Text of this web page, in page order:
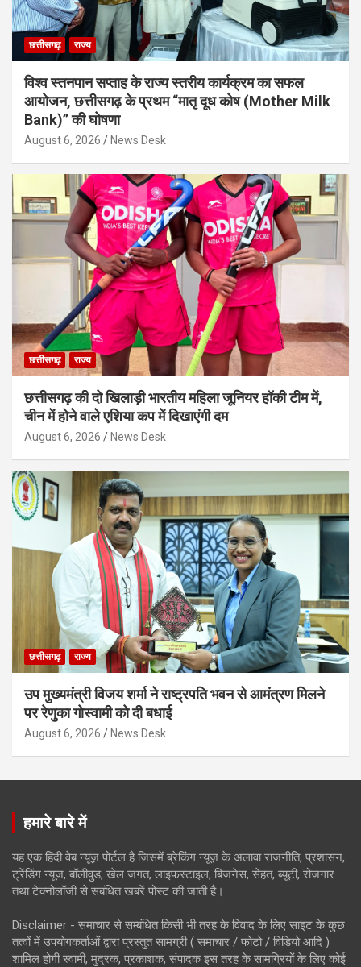
छत्तीसगढ़ राज्य
विश्व स्तनपान सप्ताह के राज्य स्तरीय कार्यक्रम का सफल
आयोजन, छत्तीसगढ़ के प्रथम “मातृ दूध कोष (Mother Milk
Bank)” की घोषणा
August 6, 2026 News Desk
छत्तीसगढ़ राज्य
छत्तीसगढ़ की दो खिलाड़ी भारतीय महिला जूनियर हॉकी टीम में,
चीन में होने वाले एशिया कप में दिखाएंगी दम
August 6, 2026 News Desk
छत्तीसगढ़ राज्य
उप मुख्यमंत्री विजय शर्मा ने राष्ट्रपति भवन से आमंत्रण मिलने
पर रेणुका गोस्वामी को दी बधाई
August 6, 2026 News Desk
हमारे बारे में
यह एक हिंदी वेब न्यूज़ पोर्टल है जिसमें ब्रेकिंग न्यूज़ के अलावा राजनीति, प्रशासन,
ट्रेंडिंग न्यूज, बॉलीवुड, खेल जगत, लाइफस्टाइल, बिजनेस, सेहत, ब्यूटी, रोजगार
तथा टेक्नोलॉजी से संबंधित खबरें पोस्ट की जाती है।
Disclaimer - समाचार से सम्बंधित किसी भी तरह के विवाद के लिए साइट के कुछ
तत्वों में उपयोगकर्ताओं द्वारा प्रस्तुत सामग्री ( समाचार / फोटो / विडियो आदि )
शामिल होगी स्वामी, मुद्रक, प्रकाशक, संपादक इस तरह के सामग्रियों के लिए कोई